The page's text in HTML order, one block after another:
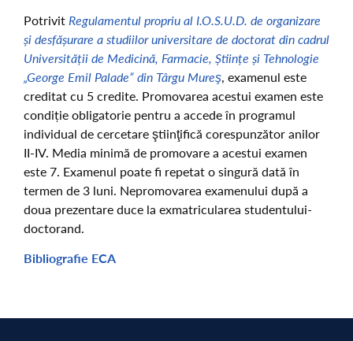
PotrivitRegulamentul propriu al I.O.S.U.D. de organizare
și desfășurare a studiilor universitare de doctorat din cadrul
Universității de Medicină, Farmacie, Științe și Tehnologie
„George Emil Palade” din Târgu Mureş, examenul este
creditat cu 5 credite. Promovarea acestui examen este
condiție obligatorie pentru a accede în programul
individual de cercetare ştiinţifică corespunzător anilor
II-IV. Media minimă de promovare a acestui examen
este 7. Examenul poate fi repetat o singură dată în
termen de 3 luni. Nepromovarea examenului după a
doua prezentare duce la exmatricularea studentului-
doctorand.
Bibliografie ECA